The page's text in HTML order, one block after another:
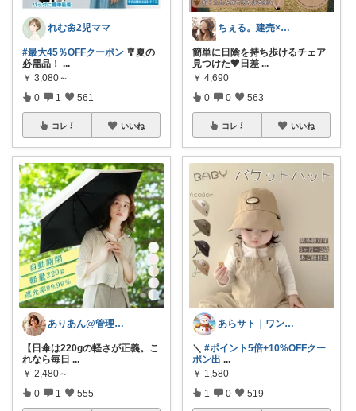
れむ🌼2児ママ
#最大45％OFFクーポン 🎐夏の
必需品！ ...
￥ 3,080～
0 1 561
コレ いいね
ありあん@管理職シンママの手間なし生活
【日傘は220gの軽さが正義。こ
れなら毎日 ...
￥ 2,480～
0 1 555
ちぇる。建売×暖色お家づくり
簡単に日陰を持ち歩けるチェア
見つけた🤎日差 ...
￥ 4,690
0 0 563
コレ いいね
あらサト｜ワンオペ4児ママ👶
＼ #ポイント5倍+10%OFFクー
ポン出 ...
￥ 1,580
1 0 519